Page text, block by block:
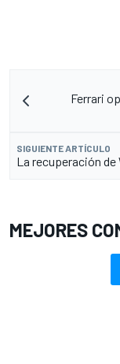
Ferrari
SIGUIENTE ARTÍCULO
La recuperación
MEJORES